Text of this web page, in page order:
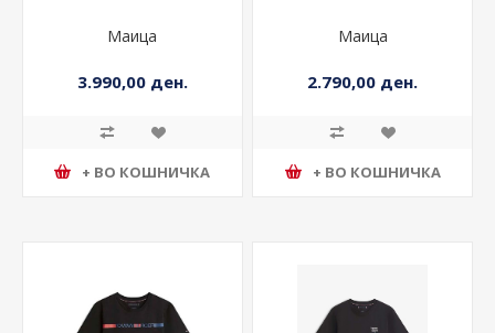
Маица
3.990,00 ден.
+ ВО КОШНИЧКА
Маица
2.790,00 ден.
+ ВО КОШНИЧКА